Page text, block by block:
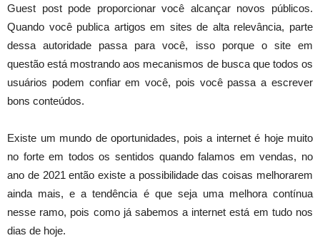
Guest post pode proporcionar você alcançar novos públicos.
Quando você publica artigos em sites de alta relevância, parte
dessa autoridade passa para você, isso porque o site em
questão está mostrando aos mecanismos de busca que todos os
usuários podem confiar em você, pois você passa a escrever
bons conteúdos.
Existe um mundo de oportunidades, pois a internet é hoje muito
no forte em todos os sentidos quando falamos em vendas, no
ano de 2021 então existe a possibilidade das coisas melhorarem
ainda mais, e a tendência é que seja uma melhora contínua
nesse ramo, pois como já sabemos a internet está em tudo nos
dias de hoje.